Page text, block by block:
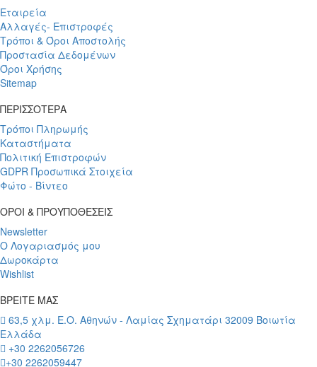
Εταιρεία
Αλλαγές- Επιστροφές
Τρόποι & Όροι Αποστολής
Προστασία Δεδομένων
Όροι Χρήσης
Sitemap
ΠΕΡΙΣΣΟΤΕΡΑ
Τρόποι Πληρωμής
Καταστήματα
Πολιτική Επιστροφών
GDPR Προσωπικά Στοιχεία
Φώτο - Βίντεο
ΟΡΟΙ & ΠΡΟΥΠΟΘΕΣΕΙΣ
Newsletter
Ο Λογαριασμός μου
Δωροκάρτα
Wishlist
ΒΡΕΙΤΕ ΜΑΣ
63,5 χλμ. Ε.Ο. Αθηνών - Λαμίας Σχηματάρι 32009 Βοιωτία
Ελλάδα
+30 2262056726
+30 2262059447